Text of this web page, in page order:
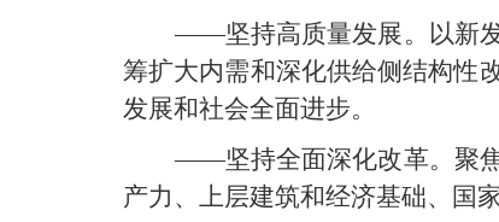
——坚持高质量发展。以新
筹扩大内需和深化供给侧结构性
发展和社会全面进步。
——坚持全面深化改革。聚
产力、上层建筑和经济基础、国